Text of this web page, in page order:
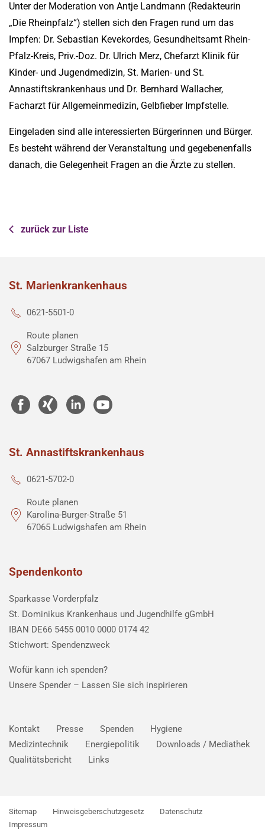
Unter der Moderation von Antje Landmann (Redakteurin
„Die Rheinpfalz“) stellen sich den Fragen rund um das
Impfen: Dr. Sebastian Kevekordes, Gesundheitsamt Rhein-
Pfalz-Kreis, Priv.-Doz. Dr. Ulrich Merz, Chefarzt Klinik für
Kinder- und Jugendmedizin, St. Marien- und St.
Annastiftskrankenhaus und Dr. Bernhard Wallacher,
Facharzt für Allgemeinmedizin, Gelbfieber Impfstelle.
Eingeladen sind alle interessierten Bürgerinnen und Bürger.
Es besteht während der Veranstaltung und gegebenenfalls
danach, die Gelegenheit Fragen an die Ärzte zu stellen.
zurück zur Liste
St. Marienkrankenhaus
0621-5501-0
Route planen
Salzburger Straße 15
67067 Ludwigshafen am Rhein
St. Annastiftskrankenhaus
0621-5702-0
Route planen
Karolina-Burger-Straße 51
67065 Ludwigshafen am Rhein
Spendenkonto
Sparkasse Vorderpfalz
St. Dominikus Krankenhaus und Jugendhilfe gGmbH
IBAN DE66 5455 0010 0000 0174 42
Stichwort: Spendenzweck
Wofür kann ich spenden?
Unsere Spender – Lassen Sie sich inspirieren
Kontakt Presse Spenden
Hygiene
Medizintechnik
Energiepolitik
Downloads / Mediathek
Qualitätsbericht
Links
Sitemap Hinweisgeberschutzgesetz
Datenschutz
Impressum